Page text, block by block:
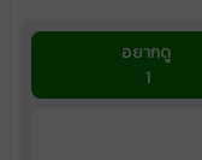
อยากดู
1